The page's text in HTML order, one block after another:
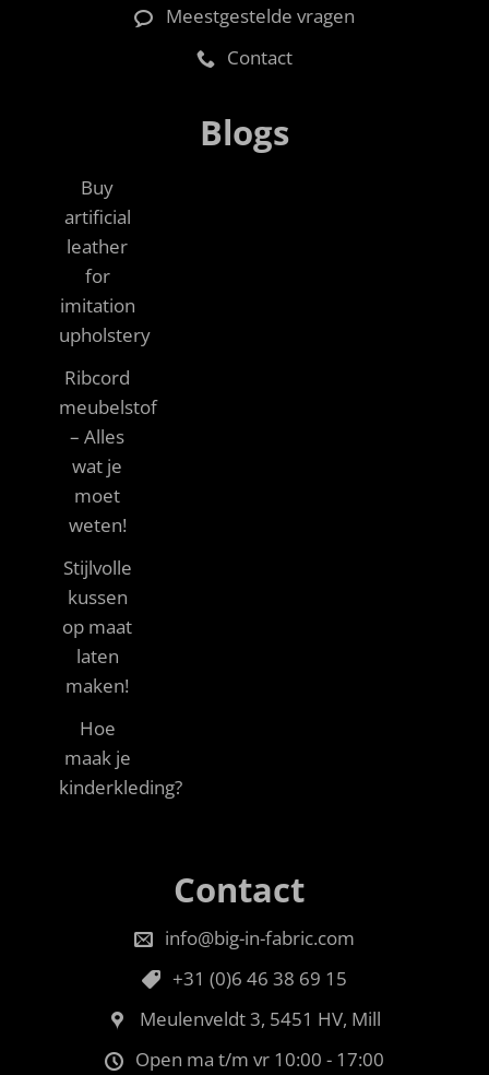
Meestgestelde vragen
Contact
Blogs
Buy
artificial
leather
for
imitation
upholstery
Ribcord
meubelstof
– Alles
wat je
moet
weten!
Stijlvolle
kussen
op maat
laten
maken!
Hoe
maak je
kinderkleding?
Contact
info@big-in-fabric.com
+31 (0)6 46 38 69 15
Meulenveldt 3, 5451 HV, Mill
Open ma t/m vr 10:00 - 17:00